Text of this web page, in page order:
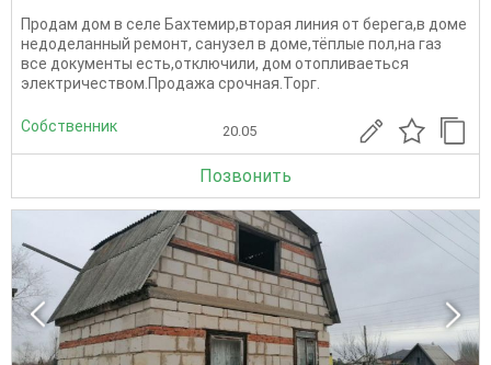
Продам дом в селе Бахтемир,вторая линия от берега,в доме
недоделанный ремонт, санузел в доме,тёплые пол,на газ
все документы есть,отключили, дом отопливаеться
электричеством.Продажа срочная.Торг.
Собственник 20.05
Позвонить